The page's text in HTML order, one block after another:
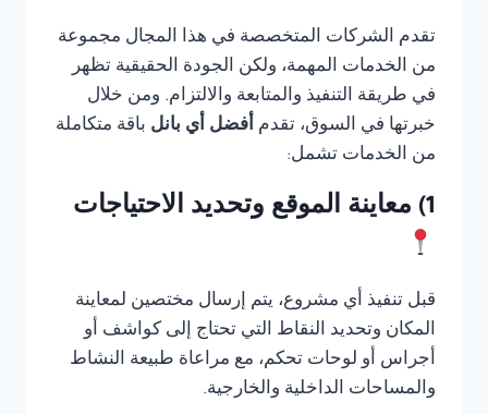
تقدم الشركات المتخصصة في هذا المجال مجموعة
من الخدمات المهمة، ولكن الجودة الحقيقية تظهر
في طريقة التنفيذ والمتابعة والالتزام. ومن خلال
خبرتها في السوق، تقدم أفضل أي بانل باقة متكاملة
من الخدمات تشمل:
1) معاينة الموقع وتحديد الاحتياجات
قبل تنفيذ أي مشروع، يتم إرسال مختصين لمعاينة
المكان وتحديد النقاط التي تحتاج إلى كواشف أو
أجراس أو لوحات تحكم، مع مراعاة طبيعة النشاط
والمساحات الداخلية والخارجية.